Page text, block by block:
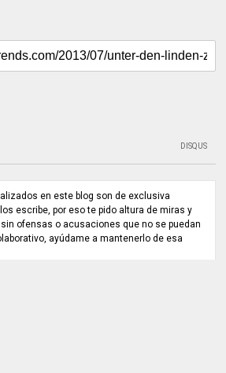
DISQUS
en este blog son de exclusiva
escribe, por eso te pido altura de miras y
ofensas o acusaciones que no se puedan
ayúdame a mantenerlo de esa